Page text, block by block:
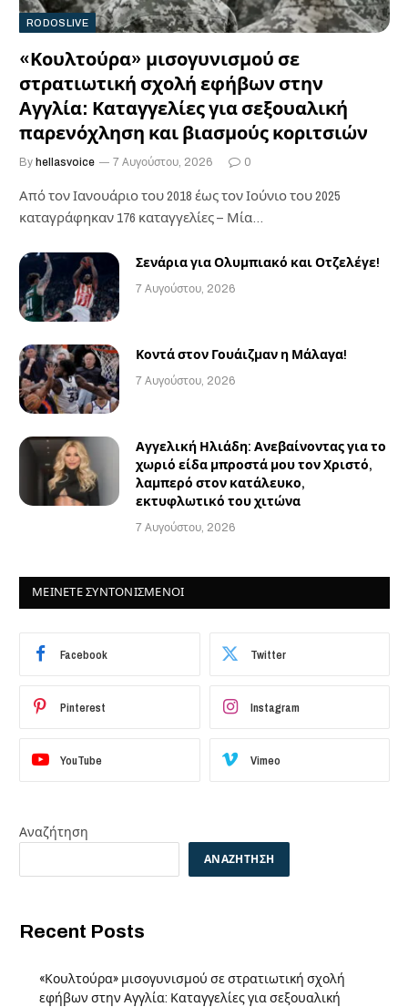
RODOSLIVE
«Κουλτούρα» μισογυνισμού σε
στρατιωτική σχολή εφήβων στην
Αγγλία: Καταγγελίες για σεξουαλική
παρενόχληση και βιασμούς κοριτσιών
By hellasvoice 7 Αυγούστου, 2026 0
Από τον Ιανουάριο του 2018 έως τον Ιούνιο του 2025
καταγράφηκαν 176 καταγγελίες – Μία…
Σενάρια για Ολυμπιακό και Οτζελέγε!
7 Αυγούστου, 2026
Κοντά στον Γουάιζμαν η Μάλαγα!
7 Αυγούστου, 2026
Αγγελική Ηλιάδη: Ανεβαίνοντας για το
χωριό είδα μπροστά μου τον Χριστό,
λαμπερό στον κατάλευκο,
εκτυφλωτικό του χιτώνα
7 Αυγούστου, 2026
ΜΕΙΝΕΤΕ ΣΥΝΤΟΝΙΣΜΕΝΟΙ
Facebook Twitter
Pinterest Instagram
YouTube Vimeo
Αναζήτηση
ΑΝΑΖΉΤΗΣΗ
Recent Posts
«Κουλτούρα» μισογυνισμού σε στρατιωτική σχολή
εφήβων στην Αγγλία: Καταγγελίες για σεξουαλική